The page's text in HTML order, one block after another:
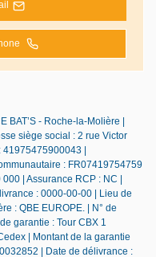
BAT’S - Roche-la-Molière |
siège social : 2 rue Victor
41975475900043 |
: FR07419754759
| Assurance RCP : NC |
: 0000-00-00 | Lieu de
: QBE EUROPE. | N° de
garantie : Tour CBX 1
| Montant de la garantie
| Date de délivrance :